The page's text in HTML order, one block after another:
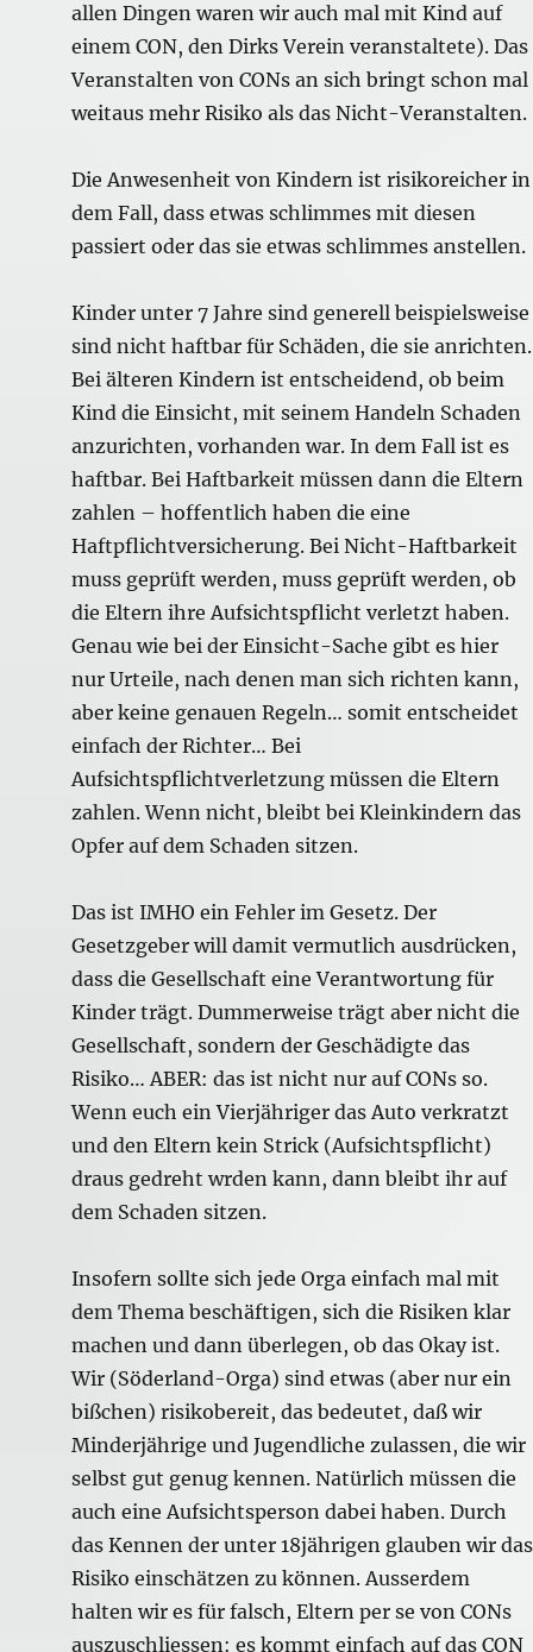
allen Dingen waren wir auch mal mit Kind auf
einem CON, den Dirks Verein veranstaltete). Das
Veranstalten von CONs an sich bringt schon mal
weitaus mehr Risiko als das Nicht-Veranstalten.
Die Anwesenheit von Kindern ist risikoreicher in
dem Fall, dass etwas schlimmes mit diesen
passiert oder das sie etwas schlimmes anstellen.
Kinder unter 7 Jahre sind generell beispielsweise
sind nicht haftbar für Schäden, die sie anrichten.
Bei älteren Kindern ist entscheidend, ob beim
Kind die Einsicht, mit seinem Handeln Schaden
anzurichten, vorhanden war. In dem Fall ist es
haftbar. Bei Haftbarkeit müssen dann die Eltern
zahlen – hoffentlich haben die eine
Haftpflichtversicherung. Bei Nicht-Haftbarkeit
muss geprüft werden, muss geprüft werden, ob
die Eltern ihre Aufsichtspflicht verletzt haben.
Genau wie bei der Einsicht-Sache gibt es hier
nur Urteile, nach denen man sich richten kann,
aber keine genauen Regeln… somit entscheidet
einfach der Richter… Bei
Aufsichtspflichtverletzung müssen die Eltern
zahlen. Wenn nicht, bleibt bei Kleinkindern das
Opfer auf dem Schaden sitzen.
Das ist IMHO ein Fehler im Gesetz. Der
Gesetzgeber will damit vermutlich ausdrücken,
dass die Gesellschaft eine Verantwortung für
Kinder trägt. Dummerweise trägt aber nicht die
Gesellschaft, sondern der Geschädigte das
Risiko… ABER: das ist nicht nur auf CONs so.
Wenn euch ein Vierjähriger das Auto verkratzt
und den Eltern kein Strick (Aufsichtspflicht)
draus gedreht wrden kann, dann bleibt ihr auf
dem Schaden sitzen.
Insofern sollte sich jede Orga einfach mal mit
dem Thema beschäftigen, sich die Risiken klar
machen und dann überlegen, ob das Okay ist.
Wir (Söderland-Orga) sind etwas (aber nur ein
bißchen) risikobereit, das bedeutet, daß wir
Minderjährige und Jugendliche zulassen, die wir
selbst gut genug kennen. Natürlich müssen die
auch eine Aufsichtsperson dabei haben. Durch
das Kennen der unter 18jährigen glauben wir das
Risiko einschätzen zu können. Ausserdem
halten wir es für falsch, Eltern per se von CONs
auszuschliessen: es kommt einfach auf das CON